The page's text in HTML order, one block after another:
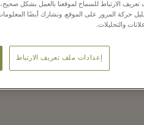
الارتباط للسماح لموقعنا بالعمل بشكل
حركة المرور على الموقع. ونشارك أيضًا
والتحليلات.
إعدادات ملف تعريف الارتباط